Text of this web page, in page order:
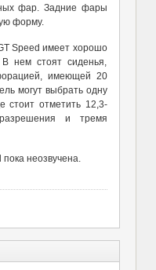
фар. Задние фары
форму.
Speed имеет хорошо
нем стоят сиденья,
имеющей 20
могут выбрать одну
стоит отметить 12,3-
и тремя
неозвучена.